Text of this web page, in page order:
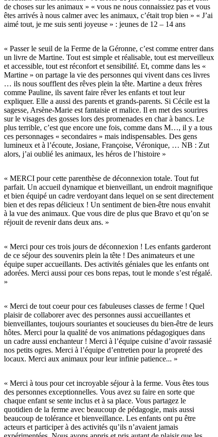
de choses sur les animaux » « vous ne nous connaissiez pas et vous
êtes arrivés à nous calmer avec les animaux, c’était trop bien » « J’ai
aimé tout, je me suis senti joyeuse » : jeunes de 12 – 14 ans
« Passer le seuil de la Ferme de la Géronne, c’est comme entrer dans
un livre de Martine. Tout est simple et réalisable, tout est merveilleux
et accessible, tout est réconfort et sensibilité. Et, comme dans les «
Martine » on partage la vie des personnes qui vivent dans ces livres
… ils nous soufflent des rêves plein la tête. Martine a deux frères
comme Pauline, ils savent faire rêver les enfants et tout leur
expliquer. Elle a aussi des parents et grands-parents. Si Cécile est la
sagesse, Arsène-Marie est fantaisie et malice. Il en met des sourires
sur le visages des gosses lors des promenades en char à bancs. Le
plus terrible, c’est que encore une fois, comme dans M…, il y a tous
ces personnages « secondaires » mais indispensables. Des gens
lumineux et à l’écoute, Josiane, Françoise, Véronique, … NB : Zut
alors, j’ai oublié les animaux, les héros de l’histoire »
« MERCI pour cette parenthèse de déconnexion totale. Tout fut
parfait. Un accueil dynamique et bienveillant, un endroit magnifique
et bien équipé un cadre verdoyant dans lequel on se sent directement
bien et des repas délicieux ! Un sentiment de bien-être nous envahit
à la vue des animaux. Que vous dire de plus que Bravo et qu’on se
réjouit de revenir dans deux ans. »
« Merci pour ces trois jours de déconnexion ! Les enfants garderont
de ce séjour des souvenirs plein la tête ! Des animateurs et une
équipe super accueillants. Des activités géniales que les enfants ont
adorées. Merci aussi pour ces bons repas, tout le monde s’est régalé.
»
« Merci de tout coeur pour ces fabuleuses classes de ferme ! Quel
plaisir de collaborer avec des personnes aussi accueillantes et
bienveillantes, toujours souriantes et soucieuses du bien-être de leurs
hôtes. Merci pour la qualité de vos animations pédagogiques dans
un cadre aussi enchanteur ! Merci à l’équipe cuisine d’avoir rassasié
nos petits ogres. Merci à l’équipe d’entretien pour la propreté des
locaux. Merci aux animaux pour leur infinie patience... »
« Merci à tous pour cet incroyable séjour à la ferme. Vous êtes tous
des personnes exceptionnelles. Vous avez su faire en sorte que
chaque enfant se sente inclus et à sa place. Vous partagez le
quotidien de la ferme avec beaucoup de pédagogie, mais aussi
beaucoup de tolérance et bienveillance. Les enfants ont pu être
acteurs et participer à des activités qu’ils n’avaient jamais